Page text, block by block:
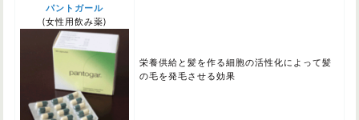
パントガール
(女性用飲み薬)
栄養供給と髪を作る細胞の活性化によって髪
の毛を発毛させる効果